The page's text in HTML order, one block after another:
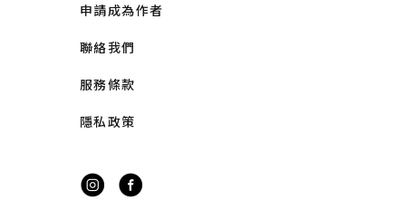
申請成為作者
聯絡我們
服務條款
隱私政策